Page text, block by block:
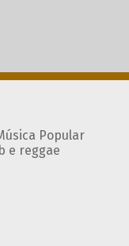
Popular
e reggae